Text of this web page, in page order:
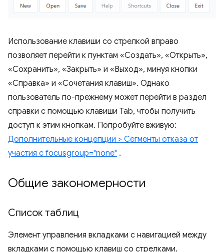
Использование клавиши со стрелкой вправо
позволяет перейти к пунктам «Создать», «Открыть»,
«Сохранить», «Закрыть» и «Выход», минуя кнопки
«Справка» и «Сочетания клавиш». Однако
пользователь по-прежнему может перейти в раздел
справки с помощью клавиши Tab, чтобы получить
доступ к этим кнопкам. Попробуйте вживую:
Дополнительные концепции > Сегменты отказа от
участия с focusgroup="none" .
Общие закономерности
Список таблиц
Элемент управления вкладками с навигацией между
вкладками с помощью клавиш со стрелками.